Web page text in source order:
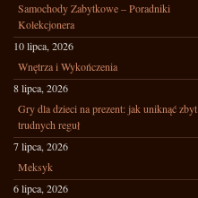
Samochody Zabytkowe – Poradniki
Kolekcjonera
10 lipca, 2026
Wnętrza i Wykończenia
8 lipca, 2026
Gry dla dzieci na prezent: jak uniknąć zbyt
trudnych reguł
7 lipca, 2026
Meksyk
6 lipca, 2026